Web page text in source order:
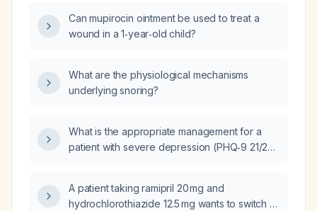
Can mupirocin ointment be used to treat a
wound in a 1‑year‑old child?
What are the physiological mechanisms
underlying snoring?
What is the appropriate management for a
patient with severe depression (PHQ‑9 21/27)
A patient taking ramipril 20 mg and
hydrochlorothiazide 12.5 mg wants to switch to